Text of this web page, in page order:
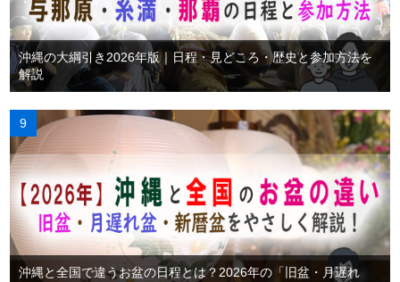
沖縄の大綱引き2026年版｜日程・見どころ・歴史と参加方法を
解説
沖縄と全国で違うお盆の日程とは？2026年の「旧盆・月遅れ